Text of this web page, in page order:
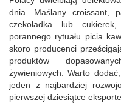
dnia. Maślany croissant,
czekoladka lub
porannego rytuału picia
skoro producenci
produktów
żywieniowych. Warto
jeden z najbardziej
pierwszej dziesiątce